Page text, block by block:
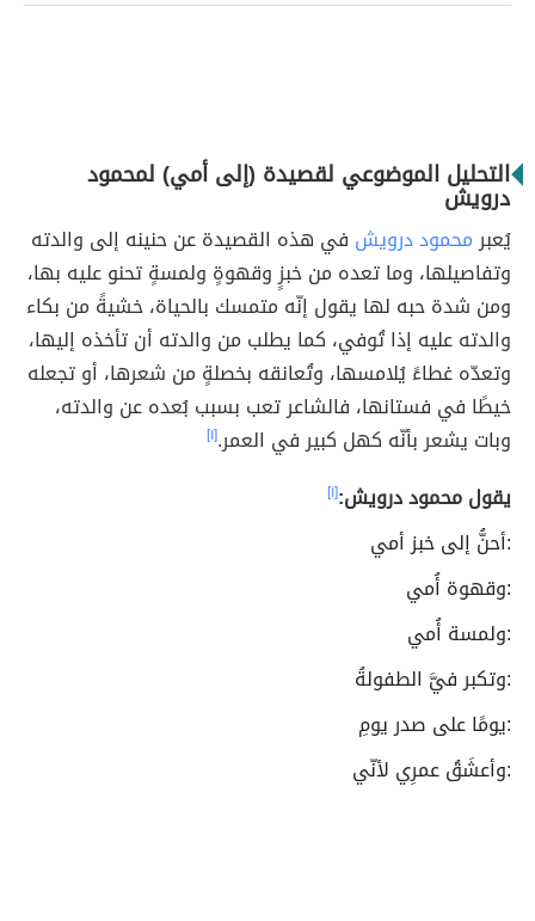
التحليل الموضوعي لقصيدة (إلى أمي) لمحمود
درويش
يُعبرمحمود درويش في هذه القصيدة عن حنينه إلى والدته
وتفاصيلها، وما تعده من خبزٍ وقهوةٍ ولمسةٍ تحنو عليه بها،
ومن شدة حبه لها يقول إنّه متمسك بالحياة، خشيةً من بكاء
والدته عليه إذا تُوفي، كما يطلب من والدته أن تأخذه إليها،
وتعدّه غطاءً يُلامسها، وتُعانقه بخصلةٍ من شعرها، أو تجعله
خيطًا في فستانها، فالشاعر تعب بسبب بُعده عن والدته،
وبات يشعر بأنّه كهل كبير في العمر.[١]
يقول محمود درويش:[١]
:أحنُّ إلى خبز أمي
:وقهوة أُمي
:ولمسة أُمي
:وتكبر فيَّ الطفولةُ
:يومًا على صدر يومِ
:وأعشَقُ عمرِي لأنّي